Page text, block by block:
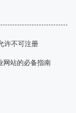
许不可注册
网站的必备指南